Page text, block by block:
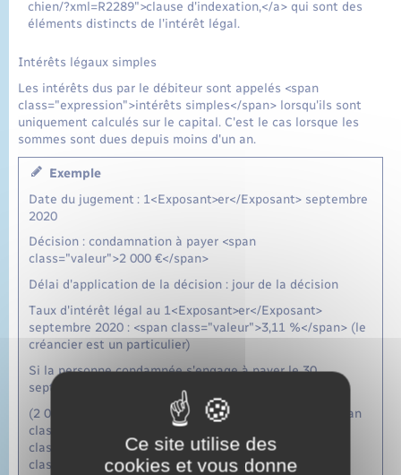
chien/?xml=R2289">clause d'indexation,</a> qui sont des
éléments distincts de l'intérêt légal.
Intérêts légaux simples
Les intérêts dus par le débiteur sont appelés <span
class="expression">intérêts simples</span> lorsqu'ils sont
uniquement calculés sur le capital. C'est le cas lorsque les
sommes sont dues depuis moins d'un an.
Exemple
Date du jugement : 1<Exposant>er</Exposant> septembre
2020
Décision : condamnation à payer <span
class="valeur">2 000 €</span>
Délai d'application de la décision : jour de la décision
Taux d'intérêt légal au 1<Exposant>er</Exposant>
septembre 2020 : <span class="valeur">3,11 %</span> (le
créancier est un particulier)
Si la personne condamnée s'engage à payer le 30
septembre 2020, on obtient :
(2 000 <span class="miseenevidence">x</span> 30 <span
class="miseenevidence">x</span> 3,11) <span
class="miseenevidence">/</span> 36 500 = <span
class="valeur">5,11 €</span>
Ce site utilise des
cookies et vous donne